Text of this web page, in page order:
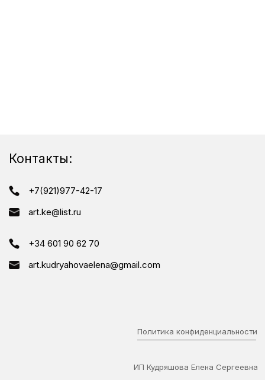
+7(921)977-42-17
ИП Кудряшова Елена Сергеевна
Политика конфиденциальности
+34 601 90 62 70
art.ke@list.ru
art.kudryahovaelena@gmail.com
Контакты: